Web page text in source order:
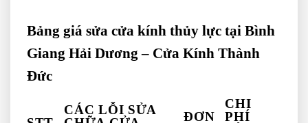
Bảng giá sửa cửa kính thủy lực tại Bình
Giang Hải Dương – Cửa Kính Thành
Đức
CÁC LỖI SỬA
ĐƠN
CHI
PHÍ